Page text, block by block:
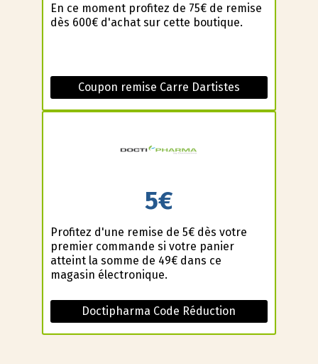
En ce moment profitez de 75€ de remise
dès 600€ d'achat sur cette boutique.
Coupon remise Carre Dartistes
5€
Profitez d'une remise de 5€ dès votre
premier commande si votre panier
atteint la somme de 49€ dans ce
magasin électronique.
Doctipharma Code Réduction